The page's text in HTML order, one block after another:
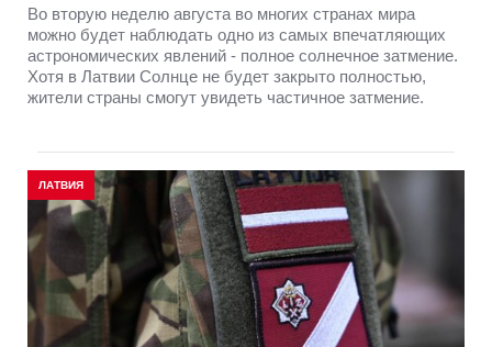
Во вторую неделю августа во многих странах мира
можно будет наблюдать одно из самых впечатляющих
астрономических явлений - полное солнечное затмение.
Хотя в Латвии Солнце не будет закрыто полностью,
жители страны смогут увидеть частичное затмение.
ЛАТВИЯ